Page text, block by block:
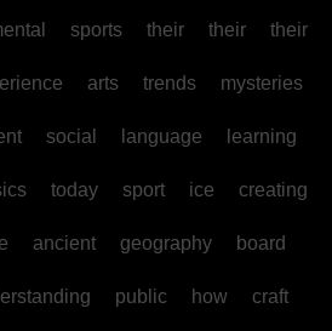
sports their their their
arts trends mysteries
social language learning
today sport ice creating
ancient geography board
public how craft